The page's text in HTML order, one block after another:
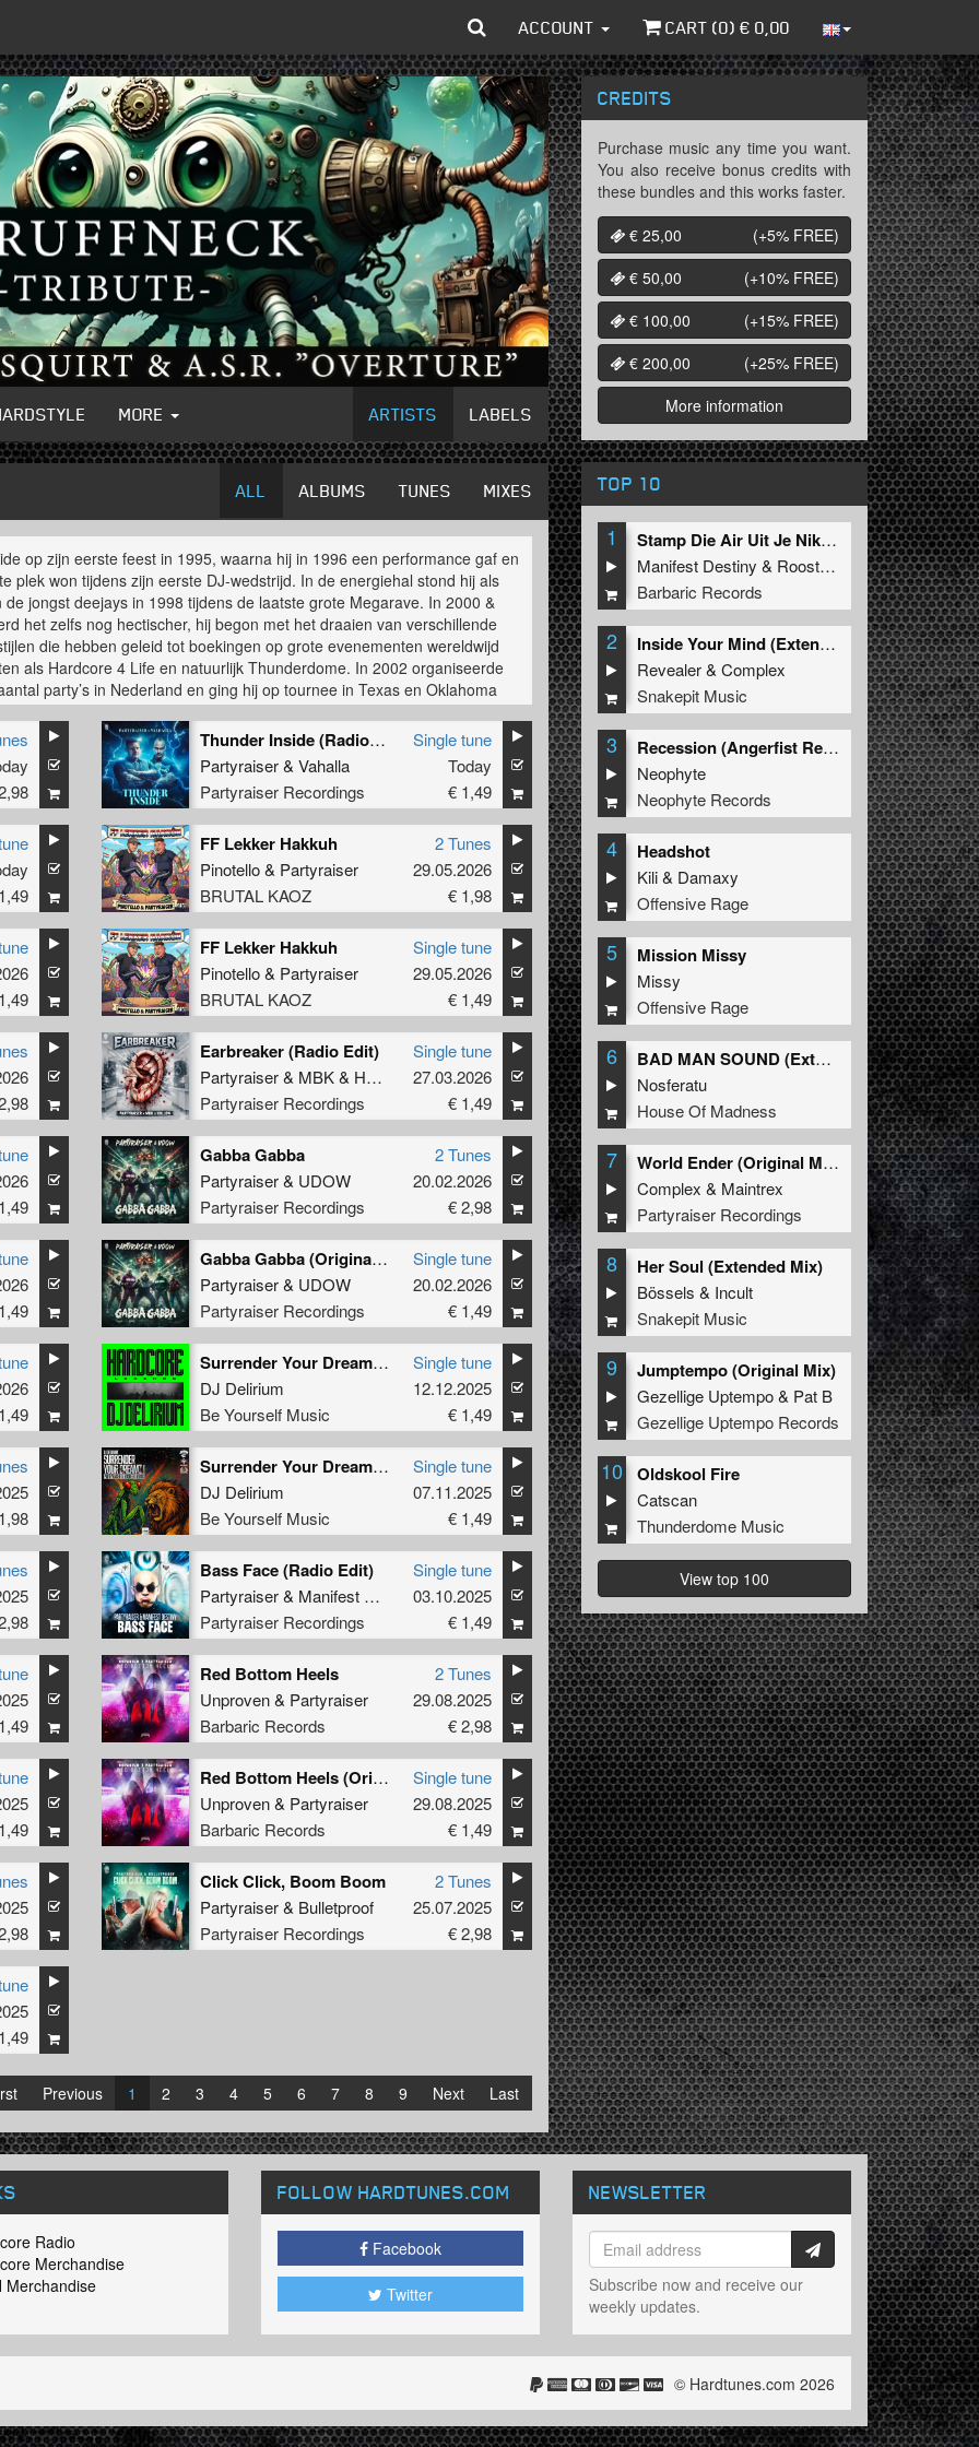
ACCOUNT CART (0) € 0,00
MORE ARTISTS LABELS
ALL ALBUMS TUNES MIXES
op zijn eerste feest in 1995, waarna hij in 1996 een performance gaf en
plek won tijdens zijn eerste DJ-wedstrijd. In de energiehal stond hij als
de jongst deejays in 1998 tijdens de laatste grote Megarave. In 2000 &
het zelfs nog hectischer, hij begon met het draaien van verschillende
die hebben geleid tot boekingen op grote evenementen wereldwijd
als Hardcore 4 Life en natuurlijk Thunderdome. In 2002 organiseerde
party’s in Nederland en ging hij op tournee in Texas en Oklahoma
VS. In 2003 begon het balletje echt te rollen. Hij won voor de derde keer
scratch DJ-wedstrijd en hij produceerde zijn eigen tracks. In 2005
zowat al zijn dromen uit, hij werd genomineerd voor ‘Beste hardcore DJ in
In 2006 gaf hij spectaculaire performance tijdens zijn eigen concert in
Hallen - Amsterdam, wat volledig was uitverkocht. Met inmiddels 3
Ultimate Solo Conflicts met collega Noisekick gaat het qua
alleen maar beter.
het alsmaar drukker met produceren, Partyraiser mixte een Human
track en werkte samen met Paul Elstak, Headbanger, Lunatic & Miss
& DJ Tieum. Dit alles brengt Partyraiser tot een niveau dat geen enkele
DJ heeft bereikt. Time to raise the party.
Thunder Inside (Radio Edit)
Partyraiser& Vahalla
Partyraiser Recordings
Single tune
Today
€ 1,49
FF Lekker Hakkuh
Pinotello& Partyraiser
BRUTAL KAOZ
2 Tunes
29.05.2026
€ 1,98
FF Lekker Hakkuh
Pinotello& Partyraiser
BRUTAL KAOZ
Single tune
29.05.2026
€ 1,49
Earbreaker (Radio Edit)
Partyraiser& MBK& Hollow
Partyraiser Recordings
Single tune
27.03.2026
€ 1,49
Gabba Gabba
Partyraiser& UDOW
Partyraiser Recordings
2 Tunes
20.02.2026
€ 2,98
Gabba Gabba (Original Mix)
Partyraiser& UDOW
Partyraiser Recordings
Single tune
20.02.2026
€ 1,49
Surrender Your Dreamz ! (Partyraiser & Rosbeek Remix)
DJ Delirium
Be Yourself Music
Single tune
12.12.2025
€ 1,49
Surrender Your Dreamz ! (Partyraiser & Rosbeek Remix)
DJ Delirium
Be Yourself Music
Single tune
07.11.2025
€ 1,49
Bass Face (Radio Edit)
Partyraiser& Manifest Destiny
Partyraiser Recordings
Single tune
03.10.2025
€ 1,49
Red Bottom Heels
Unproven& Partyraiser
Barbaric Records
2 Tunes
29.08.2025
€ 2,98
Red Bottom Heels (Original Mix)
Unproven& Partyraiser
Barbaric Records
Single tune
29.08.2025
€ 1,49
Click Click, Boom Boom
Partyraiser& Bulletproof
Partyraiser Recordings
2 Tunes
25.07.2025
€ 2,98
Previous 1 2 3 4 5 6 7 8 9 Next Last
CREDITS
Purchase music any time you want.
You also receive bonus credits with
these bundles and this works faster.
€ 25,00
(+5% FREE)
€ 50,00
(+10% FREE)
€ 100,00
(+15% FREE)
€ 200,00
(+25% FREE)
More information
TOP 10
1
Stamp Die Air Uit Je Nikeys (Extended Mix)
Manifest Destiny & Roosterz
Barbaric Records
2
Inside Your Mind (Extended Mix)
Revealer&Complex
Snakepit Music
3
Recession (Angerfist Remix Extended)
Neophyte
Neophyte Records
4 Headshot
Kili& Damaxy
Offensive Rage
5 Mission Missy
Missy
Offensive Rage
6
BAD MAN SOUND (Extended Mix)
Nosferatu
House Of Madness
7
World Ender (Original Mix)
Complex & Maintrex
Partyraiser Recordings
8 Her Soul (Extended Mix)
Bössels & Incult
Snakepit Music
9 Jumptempo (Original Mix)
Gezellige Uptempo& Pat B
Gezellige Uptempo Records
10 Oldskool Fire
Catscan
Thunderdome Music
View top 100
Radio
Merchandise
Merchandise
FOLLOW HARDTUNES.COM
Facebook
Twitter
NEWSLETTER
Subscribe now and receive our
weekly updates.
© Hardtunes.com 2026